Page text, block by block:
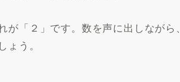
「２」です。数を声に出しながら、
う。